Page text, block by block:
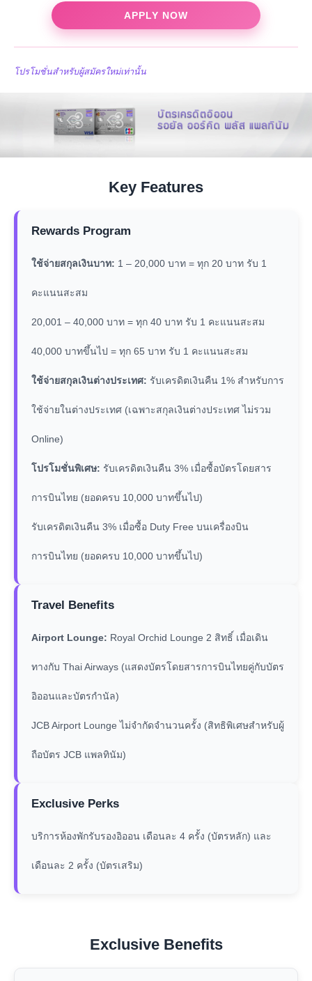
APPLY NOW
โปรโมชั่นสำหรับผู้สมัครใหม่เท่านั้น
Key Features
Rewards Program
ใช้จ่ายสกุลเงินบาท: 1 – 20,000 บาท = ทุก 20 บาท รับ 1
คะแนนสะสม
20,001 – 40,000 บาท = ทุก 40 บาท รับ 1 คะแนนสะสม
40,000 บาทขึ้นไป = ทุก 65 บาท รับ 1 คะแนนสะสม
ใช้จ่ายสกุลเงินต่างประเทศ: รับเครดิตเงินคืน 1% สำหรับการ
ใช้จ่ายในต่างประเทศ (เฉพาะสกุลเงินต่างประเทศ ไม่รวม
Online)
โปรโมชั่นพิเศษ: รับเครดิตเงินคืน 3% เมื่อซื้อบัตรโดยสาร
การบินไทย (ยอดครบ 10,000 บาทขึ้นไป)
รับเครดิตเงินคืน 3% เมื่อซื้อ Duty Free บนเครื่องบิน
การบินไทย (ยอดครบ 10,000 บาทขึ้นไป)
Travel Benefits
Airport Lounge: Royal Orchid Lounge 2 สิทธิ์ เมื่อเดิน
ทางกับ Thai Airways (แสดงบัตรโดยสารการบินไทยคู่กับบัตร
อิออนและบัตรกำนัล)
JCB Airport Lounge ไม่จำกัดจำนวนครั้ง (สิทธิพิเศษสำหรับผู้
ถือบัตร JCB แพลทินัม)
Exclusive Perks
บริการห้องพักรับรองอิออน เดือนละ 4 ครั้ง (บัตรหลัก) และ
เดือนละ 2 ครั้ง (บัตรเสริม)
Exclusive Benefits